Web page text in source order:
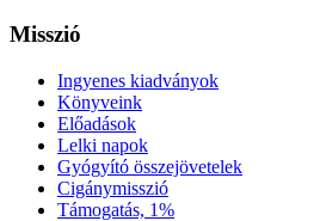
Misszió
Ingyenes kiadványok
Könyveink
Előadások
Lelki napok
Gyógyító összejövetelek
Cigánymisszió
Támogatás, 1%